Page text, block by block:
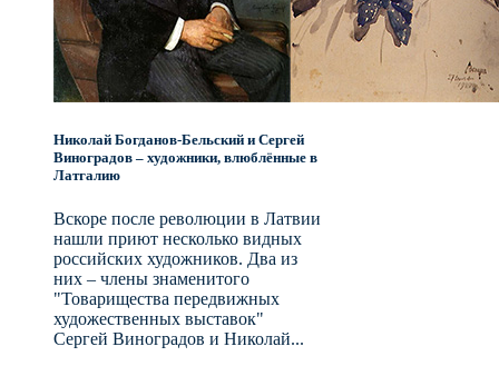
Николай Богданов-Бельский и Сергей
Виноградов – художники, влюблённые в
Латгалию
Вскоре после революции в Латвии
нашли приют несколько видных
российских художников. Два из
них – члены знаменитого
"Товарищества передвижных
художественных выставок"
Сергей Виноградов и Николай...